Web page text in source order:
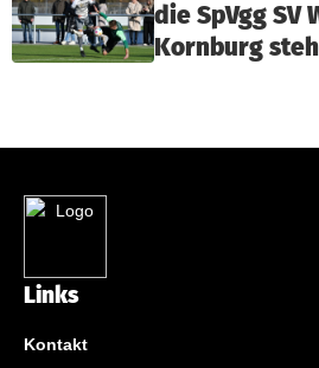
die SpVgg SV
Kornburg
Links
Kontakt